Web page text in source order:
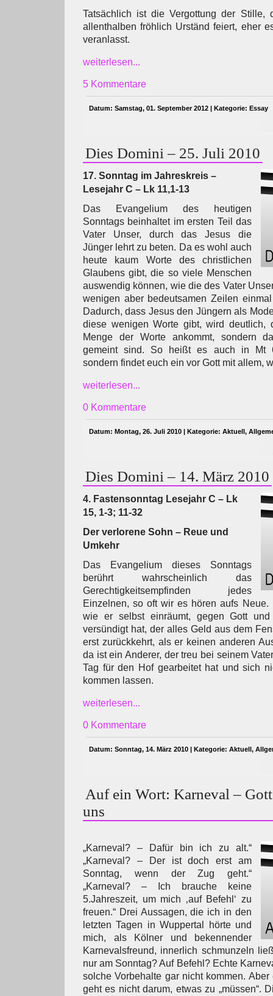
Tatsächlich ist die Vergottung der Stille,
allenthalben fröhlich Urständ feiert, eher
veranlasst.
weiterlesen...
5 Kommentare
Datum: Samstag, 01. September 2012 | Kategorie: Essay
Dies Domini – 25. Juli 2010
17. Sonntag im Jahreskreis –
Lesejahr C – Lk 11,1-13
Das Evangelium des heutigen
Sonntags beinhaltet im ersten Teil das
Vater Unser, durch das Jesus die
Jünger lehrt zu beten. Da es wohl auch
heute kaum Worte des christlichen
Glaubens gibt, die so viele Menschen
auswendig können, wie die des Vater
wenigen aber bedeutsamen Zeilen
Dadurch, dass Jesus den Jüngern als
diese wenigen Worte gibt, wird deutlich,
Menge der Worte ankommt, sondern
gemeint sind. So heißt es auch in Mt
sondern findet euch ein vor Gott mit allem,
weiterlesen...
0 Kommentare
Datum: Montag, 26. Juli 2010 | Kategorie: Aktuell,
Dies Domini – 14. März 2010
4. Fastensonntag Lesejahr C – Lk
15, 1-3; 11-32
Der verlorene Sohn – Reue und
Umkehr
Das Evangelium dieses Sonntags
berührt wahrscheinlich das
Gerechtigkeitsempfinden jedes
Einzelnen, so oft wir es hören aufs
wie er selbst einräumt, gegen Gott
versündigt hat, der alles Geld aus dem
erst zurückkehrt, als er keinen anderen
da ist ein Anderer, der treu bei seinem
Tag für den Hof gearbeitet hat und sich
kommen lassen.
weiterlesen...
0 Kommentare
Datum: Sonntag, 14. März 2010 | Kategorie: Aktuell,
Auf ein Wort: Karneval –
uns
„Karneval? – Dafür bin ich zu alt.“
„Karneval? – Der ist doch erst am
Sonntag, wenn der Zug geht.“
„Karneval? – Ich brauche keine
5.Jahreszeit, um mich ‚auf Befehl‘ zu
freuen.“ Drei Aussagen, die ich in den
letzten Tagen in Wuppertal hörte und
mich, als Kölner und bekennender
Karnevalsfreund, innerlich schmunzeln
nur am Sonntag? Auf Befehl? Echte
solche Vorbehalte gar nicht kommen.
geht es nicht darum, etwas zu „müssen“.